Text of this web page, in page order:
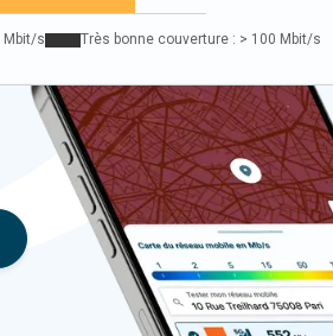
Mbit/s Très bonne couverture : > 100 Mbit/s